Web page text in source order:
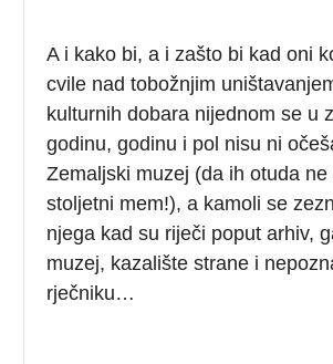
A i kako bi, a i zašto bi kad oni
cvile nad tobožnjim
kulturnih dobara nijednom se u
godinu, godinu i pol nisu ni
Zemaljski muzej (da ih otuda
stoljetni mem!), a kamoli se
njega kad su riječi poput arhiv,
muzej, kazalište strane i
rječniku…